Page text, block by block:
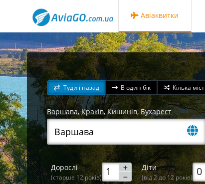
Авіаквитки
Туди і назад В один бік Кілька міст
Варшава,Краків,Кишинів,Бухарест
Дорослі
(старше 12 років)
Діти
(від 2 до 12 років)